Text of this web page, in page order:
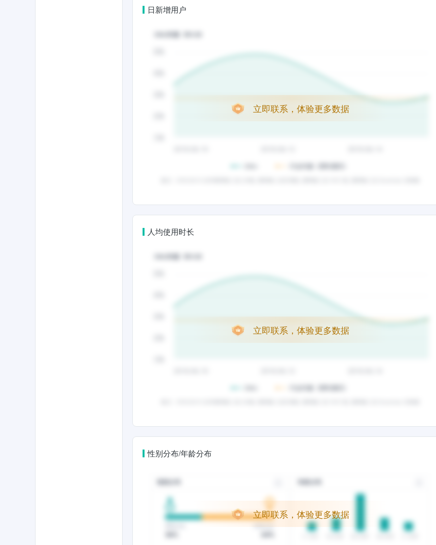
日新增用户
立即联系，体验更多数据
人均使用时长
立即联系，体验更多数据
性别分布/年龄分布
立即联系，体验更多数据